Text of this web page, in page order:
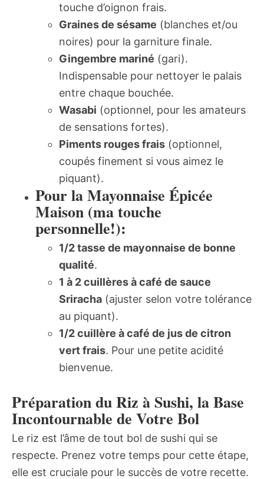
touche d’oignon frais.
Graines de sésame (blanches et/ou
noires) pour la garniture finale.
Gingembre mariné (gari).
Indispensable pour nettoyer le palais
entre chaque bouchée.
Wasabi (optionnel, pour les amateurs
de sensations fortes).
Piments rouges frais (optionnel,
coupés finement si vous aimez le
piquant).
Pour la Mayonnaise Épicée
Maison (ma touche
personnelle!):
1/2 tasse de mayonnaise de bonne
qualité.
1 à 2 cuillères à café de sauce
Sriracha (ajuster selon votre tolérance
au piquant).
1/2 cuillère à café de jus de citron
vert frais. Pour une petite acidité
bienvenue.
Préparation du Riz à Sushi, la Base
Incontournable de Votre Bol
Le riz est l’âme de tout bol de sushi qui se
respecte. Prenez votre temps pour cette étape,
elle est cruciale pour le succès de votre recette.